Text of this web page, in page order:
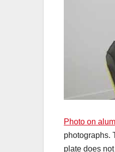
Photo on
photographs.
plate does